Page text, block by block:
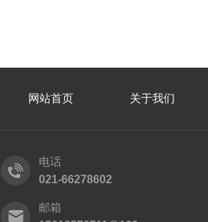
网站首页 关于我们
电话
021-66278602
邮箱